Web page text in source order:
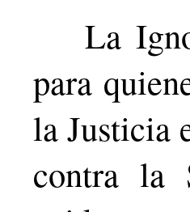
La
para
la Justicia
contra la